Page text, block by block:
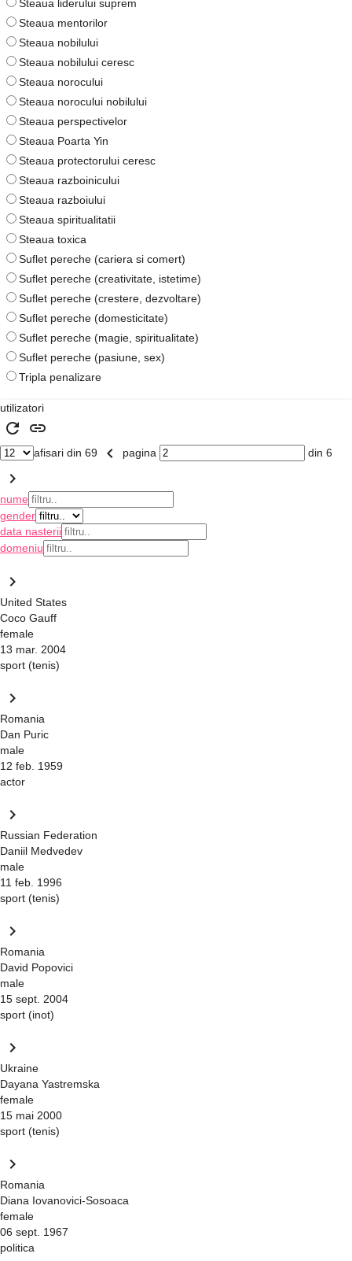
Steaua liderului suprem
Steaua mentorilor
Steaua nobilului
Steaua nobilului ceresc
Steaua norocului
Steaua norocului nobilului
Steaua perspectivelor
Steaua Poarta Yin
Steaua protectorului ceresc
Steaua razboinicului
Steaua razboiului
Steaua spiritualitatii
Steaua toxica
Suflet pereche (cariera si comert)
Suflet pereche (creativitate, istetime)
Suflet pereche (crestere, dezvoltare)
Suflet pereche (domesticitate)
Suflet pereche (magie, spiritualitate)
Suflet pereche (pasiune, sex)
Tripla penalizare
utilizatori
refresh link
afisari din 69 keyboard_arrow_left pagina din 6
keyboard_arrow_right
nume
gender
data nasterii
domeniu
keyboard_arrow_right
United States
Coco Gauff
female
13 mar. 2004
sport (tenis)
keyboard_arrow_right
Romania
Dan Puric
male
12 feb. 1959
actor
keyboard_arrow_right
Russian Federation
Daniil Medvedev
male
11 feb. 1996
sport (tenis)
keyboard_arrow_right
Romania
David Popovici
male
15 sept. 2004
sport (inot)
keyboard_arrow_right
Ukraine
Dayana Yastremska
female
15 mai 2000
sport (tenis)
keyboard_arrow_right
Romania
Diana Iovanovici-Sosoaca
female
06 sept. 1967
politica